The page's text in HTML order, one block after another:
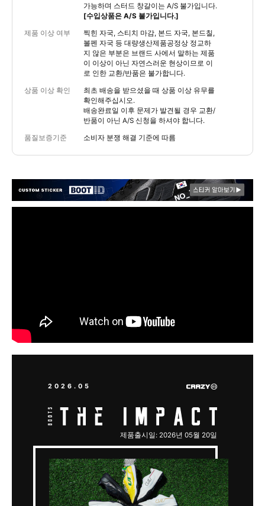
가능하며 스터드 창갈이는 A/S 불가입니다.
[수입상품은 A/S 불가입니다.]
제품 이상 여부
찍힌 자국, 스티치 마감, 본드 자국, 본드칠,
볼펜 자국 등 대량생산제품공정상 정교하
지 않은 부분은 브랜드 사에서 말하는 제품
이 이상이 아닌 자연스러운 현상이므로 이
로 인한 교환/반품은 불가합니다.
상품 이상 확인
최초 배송을 받으셨을 때 상품 이상 유무를
확인해주십시오.
배송완료일 이후 문제가 발견될 경우 교환/
반품이 아닌 A/S 신청을 하셔야 합니다.
품질보증기준 소비자 분쟁 해결 기준에 따름
2026.05
제품출시일: 2026년 05월 20일